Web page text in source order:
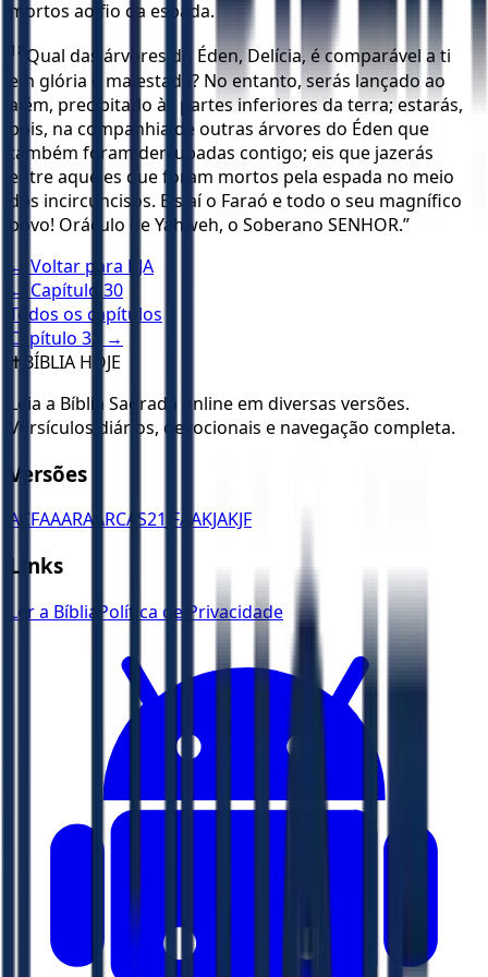
mortos ao fio da espada.
18 Qual das árvores do Éden, Delícia, é comparável a ti
em glória e majestade? No entanto, serás lançado ao
além, precipitado às partes inferiores da terra; estarás,
pois, na companhia de outras árvores do Éden que
também foram derrubadas contigo; eis que jazerás
entre aqueles que foram mortos pela espada no meio
dos incircuncisos. Eis aí o Faraó e todo o seu magnífico
povo! Oráculo de Yahweh, o Soberano SENHOR.”
← Voltar para KJA
← Capítulo 30
Todos os capítulos
Capítulo 32
→
✝️ BÍBLIA HOJE
Leia a Bíblia Sagrada online em diversas versões.
Versículos diários, devocionais e navegação completa.
Versões
ACFAAARA ARCAS21 JFAAKJAKJF
Links
Ler a Bíblia Política de Privacidade